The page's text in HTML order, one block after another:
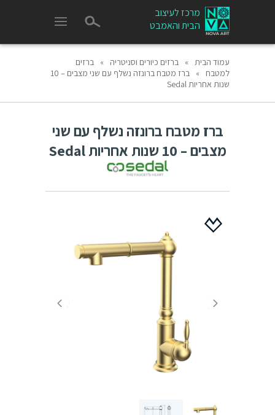
מרכז לעיצוב
הבית והאמבט
עמוד הבית » ברזים כיורים וסניטריה »
ברזים
למטבח »
ברז מטבח ברונזה נשלף עם שני מצבים – 10
שנות אחריות Sedal
ברז מטבח ברונזה נשלף עם שני
מצבים – 10 שנות אחריות Sedal